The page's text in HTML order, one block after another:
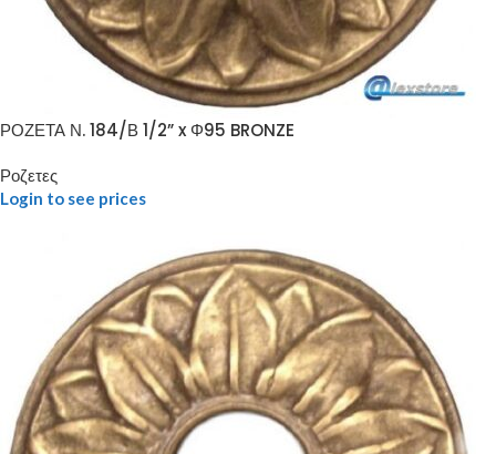
ΡΟΖΕΤΑ Ν. 184/Β 1/2” x Φ95 BRONZE
Ροζετες
Login to see prices